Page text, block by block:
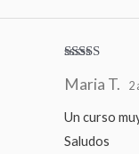
con5de 5
Maria T. 2
Un curso
Saludos